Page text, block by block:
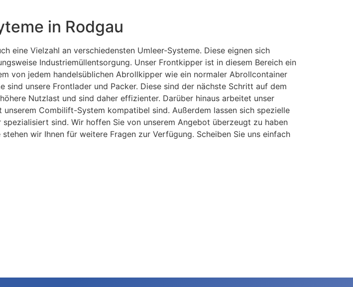
in Rodgau
eine Vielzahl an verschiedensten Umleer-Systeme. Diese eignen sich
Industriemüllentsorgung. Unser Frontkipper ist in diesem Bereich ein
von jedem handelsüblichen Abrollkipper wie ein normaler Abrollcontainer
sind unsere Frontlader und Packer. Diese sind der nächste Schritt auf dem
Nutzlast und sind daher effizienter. Darüber hinaus arbeitet unser
Combilift-System kompatibel sind. Außerdem lassen sich spezielle
sind. Wir hoffen Sie von unserem Angebot überzeugt zu haben
wir Ihnen für weitere Fragen zur Verfügung. Scheiben Sie uns einfach